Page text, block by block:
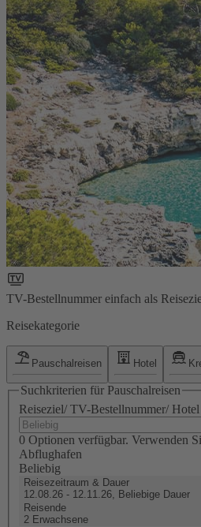
TV-Bestellnummer einfach als
Reisekategorie
Pauschalreisen Hotel
Suchkriterien für Pauschalreisen
Reiseziel/ TV-Bestellnummer/ Hotel
0 Optionen verfügbar. Verwenden
Abflughafen
Beliebig
Reisezeitraum & Dauer
12.08.26 - 12.11.26, Beliebige Dauer
Reisende
2 Erwachsene